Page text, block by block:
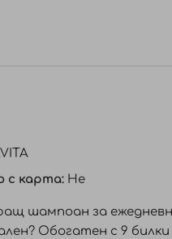
с карта: Не
шампоан за
Обогатен с 9